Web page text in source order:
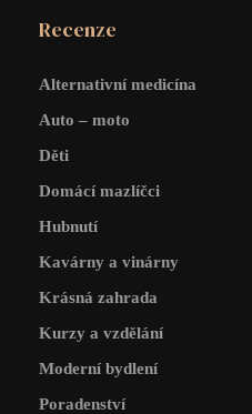
Recenze
Alternativní medicína
Auto – moto
Děti
Domácí mazlíčci
Hubnutí
Kavárny a vinárny
Krásná zahrada
Kurzy a vzdělání
Moderní bydlení
Poradenství